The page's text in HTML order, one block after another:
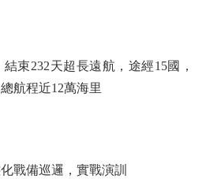
232天超長遠航，途經15國，
航程近12萬海里
備巡邏，實戰演訓